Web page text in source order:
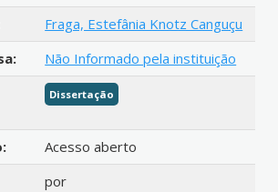
Fraga, Estefânia Knotz Canguçu
Não Informado pela instituição
Dissertação
Acesso aberto
por